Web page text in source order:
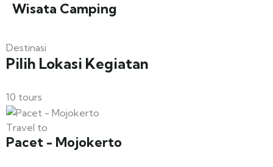
Wisata Camping
Destinasi
Pilih Lokasi Kegiatan
10 tours
Travel to
Pacet - Mojokerto